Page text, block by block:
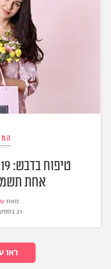
אחת
מאת
21 בספטמבר 2025
ראו